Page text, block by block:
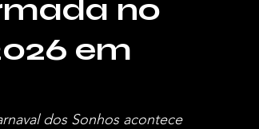
no
em
dos Sonhos acontece